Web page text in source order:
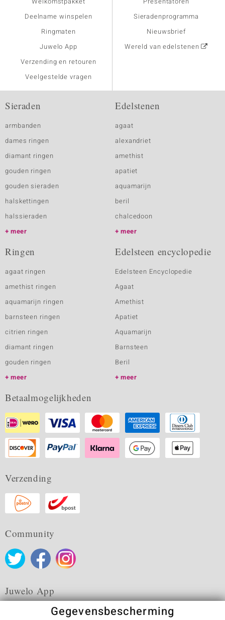
Deelname winspelen
Ringmaten
Juwelo App
Verzending en retouren
Veelgestelde vragen
Sieradenprogramma
Nieuwsbrief
Wereld van edelstenen
Sieraden
armbanden
dames ringen
diamant ringen
gouden ringen
gouden sieraden
halskettingen
halssieraden
meer
Edelstenen
agaat
alexandriet
amethist
apatiet
aquamarijn
beril
chalcedoon
meer
Ringen
agaat ringen
amethist ringen
aquamarijn ringen
barnsteen ringen
citrien ringen
diamant ringen
gouden ringen
meer
Edelsteen encyclopedie
Edelsteen Encyclopedie
Agaat
Amethist
Apatiet
Aquamarijn
Barnsteen
Beril
meer
Betaalmogelijkheden
Verzending
Community
Juwelo App
Gegevensbescherming